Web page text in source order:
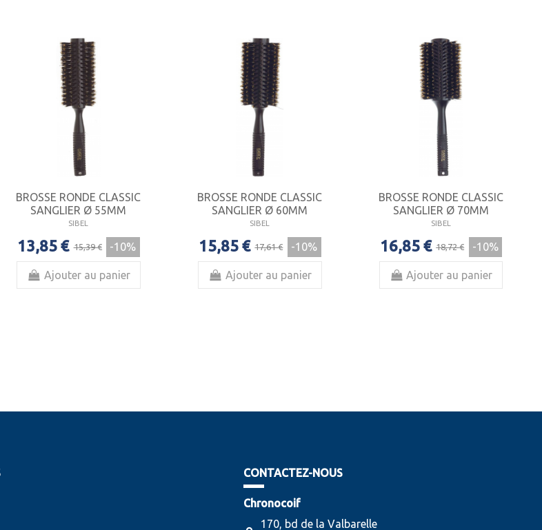
BROSSE RONDE CLASSIC
SANGLIER Ø 55MM
SIBEL
13,85 € 15,39 € -10%
Ajouter au panier
BROSSE RONDE CLASSIC
SANGLIER Ø 60MM
SIBEL
15,85 € 17,61 € -10%
Ajouter au panier
BROSSE RONDE CLASSIC
SANGLIER Ø 70MM
SIBEL
16,85 € 18,72 € -10%
Ajouter au panier
CONTACTEZ-NOUS
Chronocoif
170, bd de la Valbarelle